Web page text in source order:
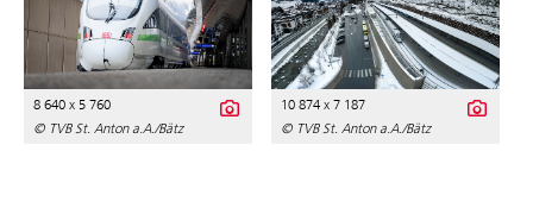
8 640 x 5 760
© TVB St. Anton a.A./Bätz
10 874 x 7 187
© TVB St. Anton a.A./Bätz